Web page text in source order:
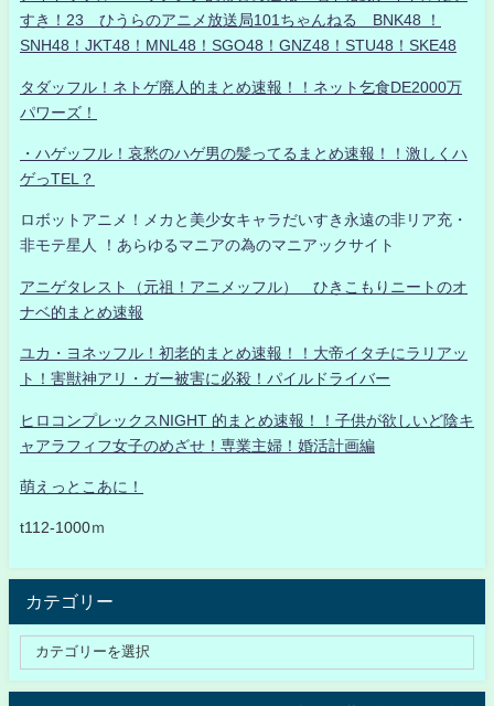
すき！23 ひうらのアニメ放送局101ちゃんねる BNK48 ！
SNH48！JKT48！MNL48！SGO48！GNZ48！STU48！SKE48
タダッフル！ネトゲ廃人的まとめ速報！！ネット乞食DE2000万
パワーズ！
・ハゲッフル！哀愁のハゲ男の髪ってるまとめ速報！！激しくハ
ゲっTEL？
ロボットアニメ！メカと美少女キャラだいすき永遠の非リア充・
非モテ星人 ！あらゆるマニアの為のマニアックサイト
アニゲタレスト（元祖！アニメッフル） ひきこもりニートのオ
ナベ的まとめ速報
ユカ・ヨネッフル！初老的まとめ速報！！大帝イタチにラリアッ
ト！害獣神アリ・ガー被害に必殺！パイルドライバー
ヒロコンプレックスNIGHT 的まとめ速報！！子供が欲しいど陰キ
ャアラフィフ女子のめざせ！専業主婦！婚活計画編
萌えっとこあに！
t112-1000ｍ
カテゴリー